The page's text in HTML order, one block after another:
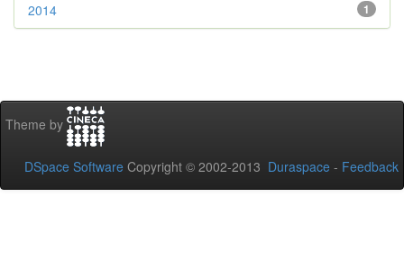
1
2014
Theme by
DSpace Software Copyright © 2002-2013 Duraspace - Feedback